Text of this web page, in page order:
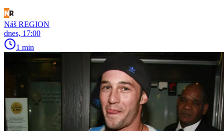
Náš REGION
dnes, 17:00
1 min